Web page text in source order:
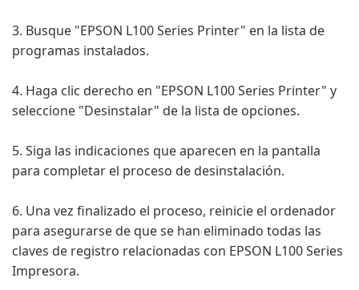
3. Busque "EPSON L100 Series Printer" en la lista de
programas instalados.
4. Haga clic derecho en "EPSON L100 Series Printer" y
seleccione "Desinstalar" de la lista de opciones.
5. Siga las indicaciones que aparecen en la pantalla
para completar el proceso de desinstalación.
6. Una vez finalizado el proceso, reinicie el ordenador
para asegurarse de que se han eliminado todas las
claves de registro relacionadas con EPSON L100 Series
Impresora.